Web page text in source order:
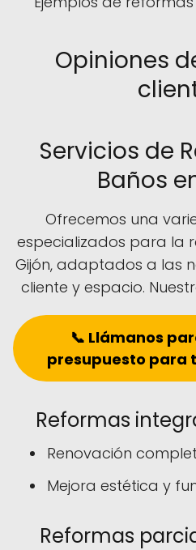
Opiniones
Servicios de
Baños
Ofrecemos una
especializados para la
Gijón, adaptados a las
cliente y espacio.
📞 Llámanos
presupuesto para
Reformas
Renovación
Mejora estética y
Reformas